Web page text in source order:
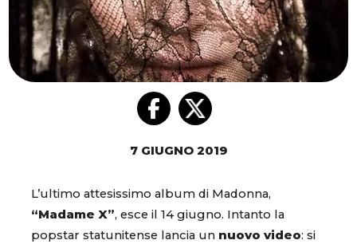
7 GIUGNO 2019
L’ultimo attesissimo album di Madonna,
“Madame X”, esce il 14 giugno. Intanto la
popstar statunitense lancia un nuovo video: si